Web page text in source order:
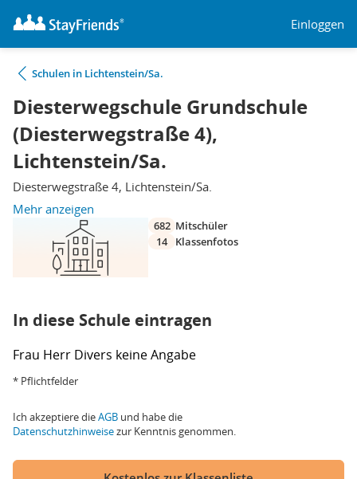
Einloggen
Schulen in Lichtenstein/Sa.
Diesterwegschule Grundschule
(Diesterwegstraße 4),
Lichtenstein/Sa.
Diesterwegstraße 4, Lichtenstein/Sa.
Mehr anzeigen
682 Mitschüler
14
Klassenfotos
In diese Schule eintragen
Frau Herr Divers keine Angabe
* Pflichtfelder
Ich akzeptiere dieAGB und habe die
Datenschutzhinweisezur Kenntnis genommen.